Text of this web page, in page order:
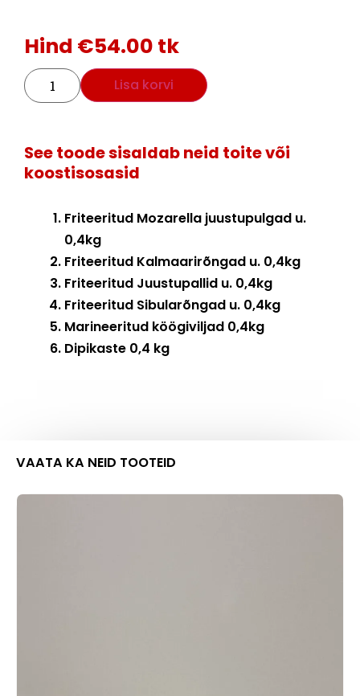
Hind €54.00 tk
Lisa korvi
See toode sisaldab neid toite või
koostisosasid
Friteeritud Mozarella juustupulgad u.
0,4kg
Friteeritud Kalmaarirõngad u. 0,4kg
Friteeritud Juustupallid u. 0,4kg
Friteeritud Sibularõngad u. 0,4kg
Marineeritud köögiviljad 0,4kg
Dipikaste 0,4 kg
VAATA KA NEID TOOTEID